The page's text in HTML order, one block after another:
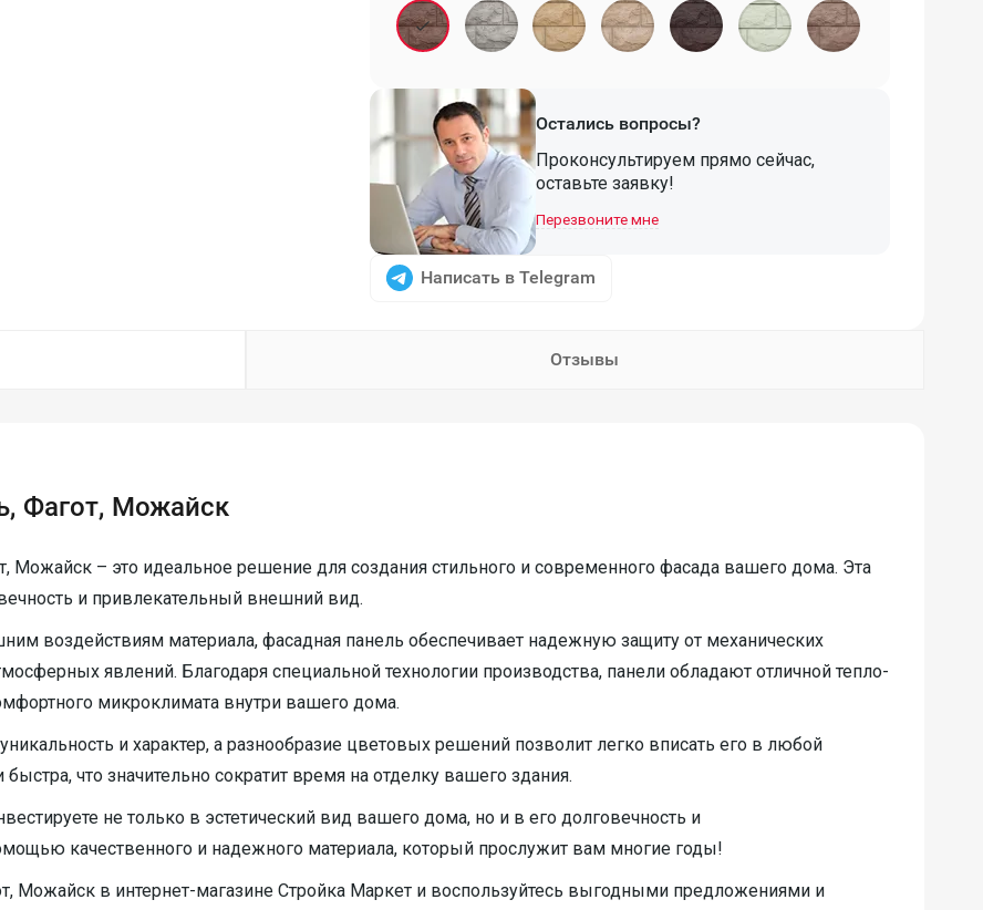
Остались вопросы?
Проконсультируем прямо сейчас,
оставьте заявку!
Перезвоните мне
Написать в Telegram
Отзывы
Фагот, Можайск
Можайск – это идеальное решение для создания стильного и современного фасада вашего дома. Эта
и привлекательный внешний вид.
воздействиям материала, фасадная панель обеспечивает надежную защиту от механических
явлений. Благодаря специальной технологии производства, панели обладают отличной тепло-
микроклимата внутри вашего дома.
и характер, а разнообразие цветовых решений позволит легко вписать его в любой
что значительно сократит время на отделку вашего здания.
не только в эстетический вид вашего дома, но и в его долговечность и
качественного и надежного материала, который прослужит вам многие годы!
Можайск в интернет-магазине Стройка Маркет и воспользуйтесь выгодными предложениями и